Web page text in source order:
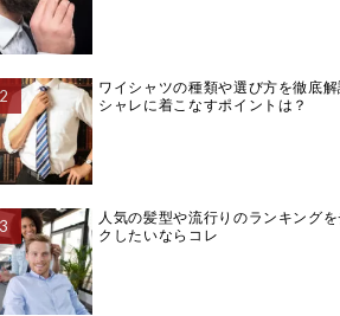
ワイシャツの種類や選び方を徹底
シャレに着こなすポイントは？
人気の髪型や流行りのランキングを
クしたいならコレ